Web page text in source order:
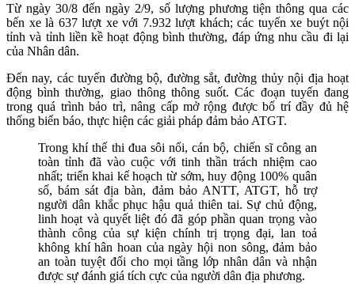
Từ ngày 30/8 đến ngày 2/9, số lượng phương tiện thông qua các
bến xe là 637 lượt xe với 7.932 lượt khách; các tuyến xe buýt nội
tỉnh và tỉnh liền kề hoạt động bình thường, đáp ứng nhu cầu đi lại
của Nhân dân.
Đến nay, các tuyến đường bộ, đường sắt, đường thủy nội địa hoạt
động bình thường, giao thông thông suốt. Các đoạn tuyến đang
trong quá trình bảo trì, nâng cấp mở rộng được bố trí đầy đủ hệ
thống biển báo, thực hiện các giải pháp đảm bảo ATGT.
Trong khí thế thi đua sôi nổi, cán bộ, chiến sĩ công an
toàn tỉnh đã vào cuộc với tinh thần trách nhiệm cao
nhất; triển khai kế hoạch từ sớm, huy động 100% quân
số, bám sát địa bàn, đảm bảo ANTT, ATGT, hỗ trợ
người dân khắc phục hậu quả thiên tai. Sự chủ động,
linh hoạt và quyết liệt đó đã góp phần quan trọng vào
thành công của sự kiện chính trị trọng đại, lan toả
không khí hân hoan của ngày hội non sông, đảm bảo
an toàn tuyệt đối cho mọi tầng lớp nhân dân và nhận
được sự đánh giá tích cực của người dân địa phương.